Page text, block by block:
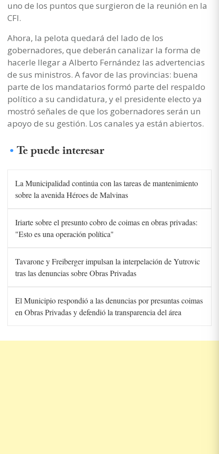
uno de los puntos que surgieron de la reunión en la
CFI.
Ahora, la pelota quedará del lado de los
gobernadores, que deberán canalizar la forma de
hacerle llegar a Alberto Fernández las advertencias
de sus ministros. A favor de las provincias: buena
parte de los mandatarios formó parte del respaldo
político a su candidatura, y el presidente electo ya
mostró señales de que los gobernadores serán un
apoyo de su gestión. Los canales ya están abiertos.
Te puede interesar
La Municipalidad continúa con las tareas de mantenimiento
sobre la avenida Héroes de Malvinas
Iriarte sobre el presunto cobro de coimas en obras privadas:
"Esto es una operación política"
Tavarone y Freiberger impulsan la interpelación de Yutrovic
tras las denuncias sobre Obras Privadas
El Municipio respondió a las denuncias por presuntas coimas
en Obras Privadas y defendió la transparencia del área